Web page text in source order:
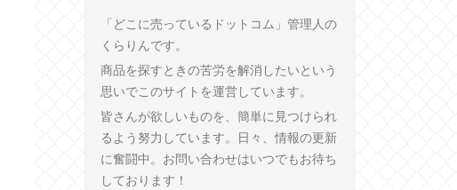
「どこに売っているドットコム」管理人の
くらりんです。
商品を探すときの苦労を解消したいという
思いでこのサイトを運営しています。
皆さんが欲しいものを、簡単に見つけられ
るよう努力しています。日々、情報の更新
に奮闘中。お問い合わせはいつでもお待ち
しております！